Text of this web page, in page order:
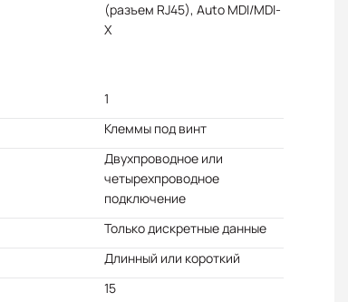
(разъем RJ45), Auto MDI/MDI-
X
1
Клеммы под винт
Двухпроводное или
четырехпроводное
подключение
Только дискретные данные
Длинный или короткий
15